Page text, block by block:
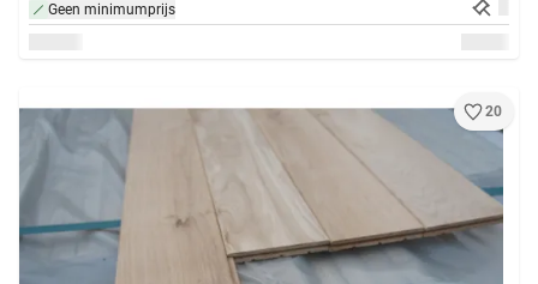
Geen minimumprijs
20